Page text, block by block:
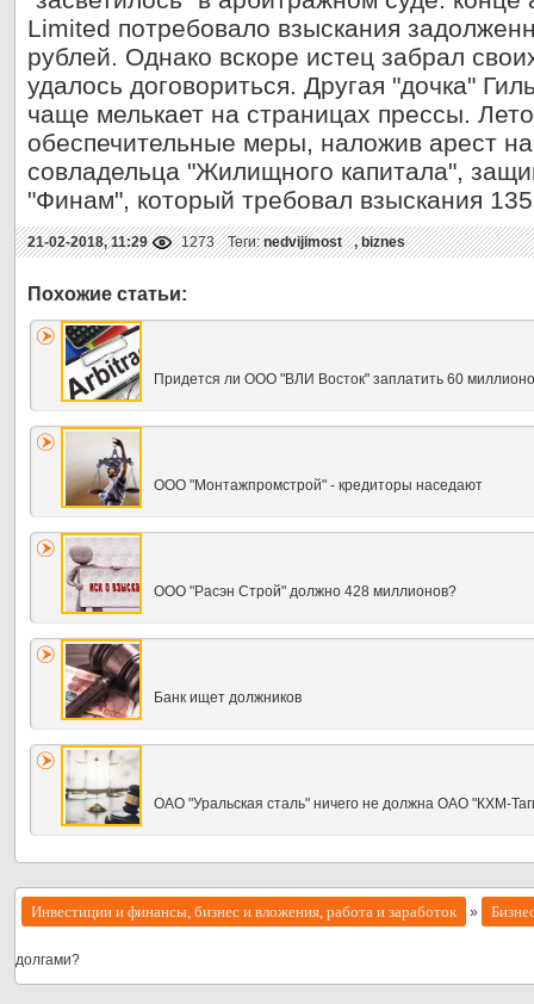
Limited потребовало взыскания
рублей. Однако вскоре истец забрал
удалось договориться. Другая "дочка"
чаще мелькает на страницах прессы.
обеспечительные меры, наложив арест
совладельца "Жилищного капитала",
"Финам", который требовал взыскания
21-02-2018, 11:29 1273 Теги:nedvijimost ,biznes
Придется ли ООО "ВЛИ Восток" заплатить 60
ООО "Монтажпромстрой" - кредиторы наседают
ООО "Расэн Строй" должно 428 миллионов?
Банк ищет должников
ОАО "Уральская сталь" ничего не должна ОАО "КХМ-
Инвестиции и финансы, бизнес и вложения, работа и заработок »
долгами?